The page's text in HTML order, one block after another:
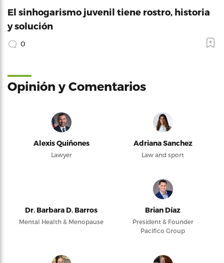
El sinhogarismo juvenil tiene rostro, historia
y solución
0
Opinión y Comentarios
Alexis Quiñones
Lawyer
Adriana Sanchez
Law and sport
Dr. Barbara D. Barros
Mental Health & Menopause
Brian Díaz
President & Founder
Pacifico Group